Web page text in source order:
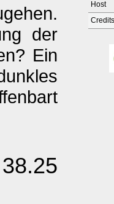
der
Ein
Host
Credits